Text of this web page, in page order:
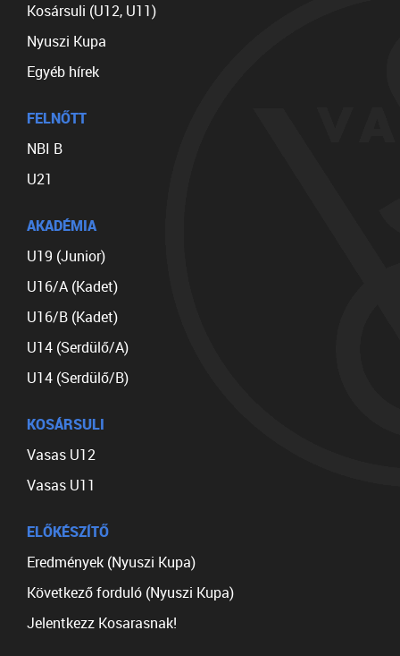
Kosársuli (U12, U11)
Nyuszi Kupa
Egyéb hírek
FELNŐTT
NBI B
U21
AKADÉMIA
U19 (Junior)
U16/A (Kadet)
U16/B (Kadet)
U14 (Serdülő/A)
U14 (Serdülő/B)
KOSÁRSULI
Vasas U12
Vasas U11
ELŐKÉSZÍTŐ
Eredmények (Nyuszi Kupa)
Következő forduló (Nyuszi Kupa)
Jelentkezz Kosarasnak!